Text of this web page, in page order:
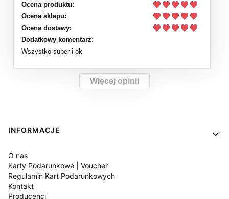
Ocena produktu:
Ocena sklepu:
Ocena dostawy:
Dodatkowy komentarz:
Wszystko super i ok
Więcej opinii
Linki w stopce
INFORMACJE
O nas
Karty Podarunkowe | Voucher
Regulamin Kart Podarunkowych
Kontakt
Producenci